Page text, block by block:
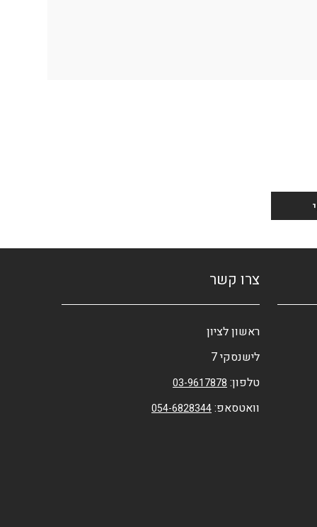
צרו קשר
ראשון לציון
לישנסקי 7
טלפון: 03-9617878
וואטסאפ:054-6828344⁩